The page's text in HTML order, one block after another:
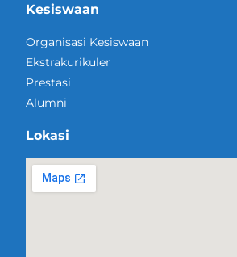
Kesiswaan
Organisasi Kesiswaan
Ekstrakurikuler
Prestasi
Alumni
Lokasi